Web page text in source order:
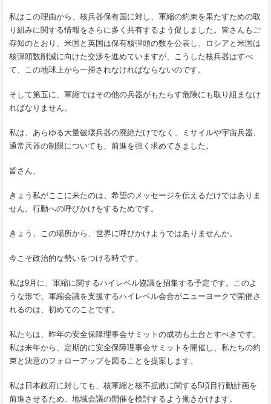
私はこの理由から、核兵器保有国に対し、軍縮の約束を果たすための取
り組みに関する情報をさらに多く共有するよう促しました。皆さんもご
存知のとおり、米国と英国は保有核弾頭の数を公表し、ロシアと米国は
核弾頭数削減に向けた交渉を進めていますが、こうした核兵器はすべ
て、この地球上から一掃されなければならないのです。
そして第五に、軍縮ではその他の兵器がもたらす危険にも取り組まなけ
ればなりません。
私は、あらゆる大量破壊兵器の廃絶だけでなく、ミサイルや宇宙兵器、
通常兵器の制限についても、前進を強く求めてきました。
皆さん、
きょう私がここに来たのは、希望のメッセージを伝えるだけではありま
せん。行動への呼びかけをするためです。
きょう、この場所から、世界に呼びかけようではありませんか。
今こそ政治的な勢いをつける時です。
私は9月に、軍縮に関するハイレベル協議を招集する予定です。このよ
うな形で、軍縮会議を支援するハイレベル会合がニューヨークで開催さ
れるのは、初めてのことです。
私たちは、昨年の安全保障理事会サミットの成功も土台とすべきです。
私は来年から、定期的に安全保障理事会サミットを開催し、私たちの約
束と決意のフォローアップを図ることを提案します。
私は日本政府に対しても、核軍縮と核不拡散に関する5項目行動計画を
前進させるため、地域会議の開催を検討するよう働きかけます。